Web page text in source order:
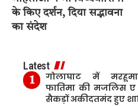
के किए दर्शन, दिया सद्भावना
का संदेश
Latest
गोलाघाट में
फातिमा की मजलिस
सैकड़ों अकीदतमंद हुए